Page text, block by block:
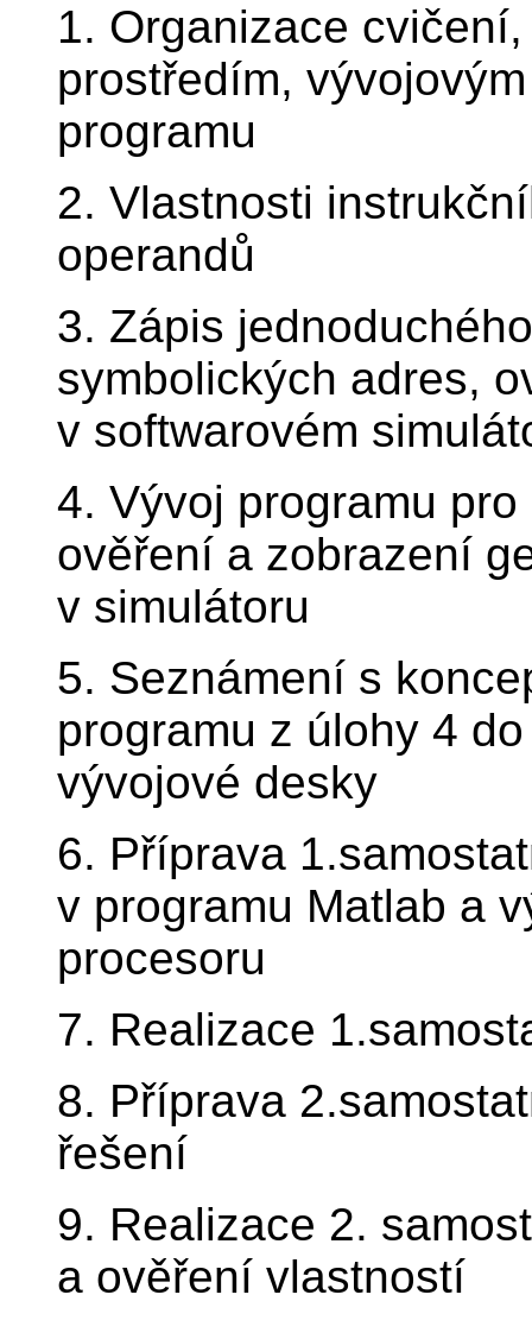
1. Organizace
prostředím,
programu
2. Vlastnosti
operandů
3. Zápis
symbolických adres,
v softwarovém
4. Vývoj programu
ověření a zobrazení
v simulátoru
5. Seznámení s
programu z úlohy 4
vývojové desky
6. Příprava
v programu Matlab a
procesoru
7. Realizace
8. Příprava
řešení
9. Realizace 2.
a ověření vlastností